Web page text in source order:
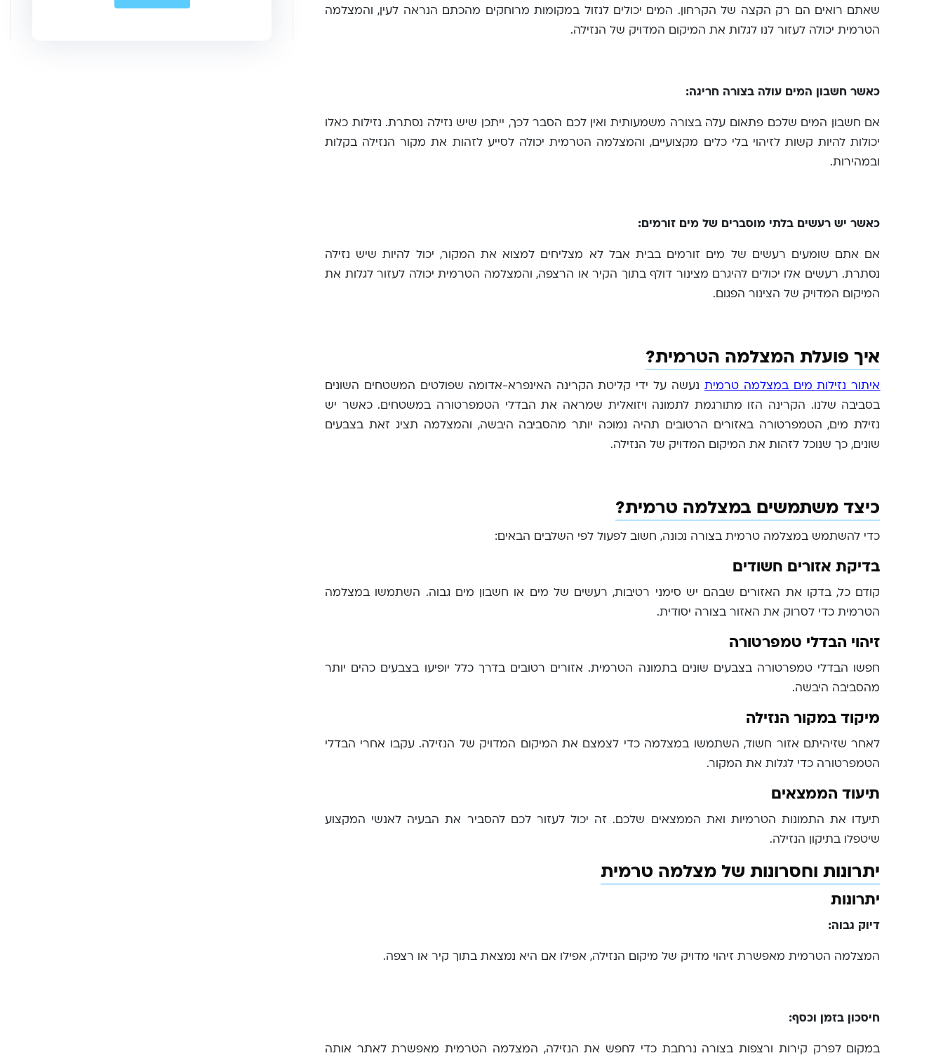
שאתם רואים הם רק הקצה של הקרחון. המים יכולים לנזול במקומות מרוחקים מהכתם הנראה לעין, והמצלמה
הטרמית יכולה לעזור לנו לגלות את המיקום המדויק של הנזילה.
כאשר חשבון המים עולה בצורה חריגה:
אם חשבון המים שלכם פתאום עלה בצורה משמעותית ואין לכם הסבר לכך, ייתכן שיש נזילה נסתרת. נזילות כאלו
יכולות להיות קשות לזיהוי בלי כלים מקצועיים, והמצלמה הטרמית יכולה לסייע לזהות את מקור הנזילה בקלות
ובמהירות.
כאשר יש רעשים בלתי מוסברים של מים זורמים:
אם אתם שומעים רעשים של מים זורמים בבית אבל לא מצליחים למצוא את המקור, יכול להיות שיש נזילה
נסתרת. רעשים אלו יכולים להיגרם מצינור דולף בתוך הקיר או הרצפה, והמצלמה הטרמית יכולה לעזור לגלות את
המיקום המדויק של הצינור הפגום.
איך פועלת המצלמה הטרמית?
איתור נזילות מים במצלמה טרמית נעשה על ידי קליטת הקרינה האינפרא-אדומה שפולטים המשטחים השונים
בסביבה שלנו. הקרינה הזו מתורגמת לתמונה ויזואלית שמראה את הבדלי הטמפרטורה במשטחים. כאשר יש
נזילת מים, הטמפרטורה באזורים הרטובים תהיה נמוכה יותר מהסביבה היבשה, והמצלמה תציג זאת בצבעים
שונים, כך שנוכל לזהות את המיקום המדויק של הנזילה.
כיצד משתמשים במצלמה טרמית?
כדי להשתמש במצלמה טרמית בצורה נכונה, חשוב לפעול לפי השלבים הבאים:
בדיקת אזורים חשודים
קודם כל, בדקו את האזורים שבהם יש סימני רטיבות, רעשים של מים או חשבון מים גבוה. השתמשו במצלמה
הטרמית כדי לסרוק את האזור בצורה יסודית.
זיהוי הבדלי טמפרטורה
חפשו הבדלי טמפרטורה בצבעים שונים בתמונה הטרמית. אזורים רטובים בדרך כלל יופיעו בצבעים כהים יותר
מהסביבה היבשה.
מיקוד במקור הנזילה
לאחר שזיהיתם אזור חשוד, השתמשו במצלמה כדי לצמצם את המיקום המדויק של הנזילה. עקבו אחרי הבדלי
הטמפרטורה כדי לגלות את המקור.
תיעוד הממצאים
תיעדו את התמונות הטרמיות ואת הממצאים שלכם. זה יכול לעזור לכם להסביר את הבעיה לאנשי המקצוע
שיטפלו בתיקון הנזילה.
יתרונות וחסרונות של מצלמה טרמית
יתרונות
דיוק גבוה:
המצלמה הטרמית מאפשרת זיהוי מדויק של מיקום הנזילה, אפילו אם היא נמצאת בתוך קיר או רצפה.
חיסכון בזמן וכסף:
במקום לפרק קירות ורצפות בצורה נרחבת כדי לחפש את הנזילה, המצלמה הטרמית מאפשרת לאתר אותה